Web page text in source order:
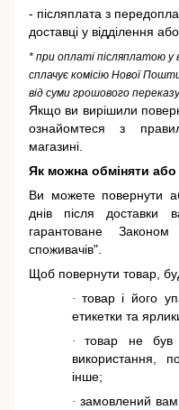
- післяплата з
доставці у відділення
* при оплаті післяплатою у
сплачує комісію Нової
від суми грошового
Якщо ви вирішили
ознайомтеся з
магазині.
Як можна обміняти
Ви можете повернути
днів після доставки
гарантоване
споживачів".
Щоб повернути товар,
· товар і його
етикетки та
·товар не був
використання,
інше;
· замовлений